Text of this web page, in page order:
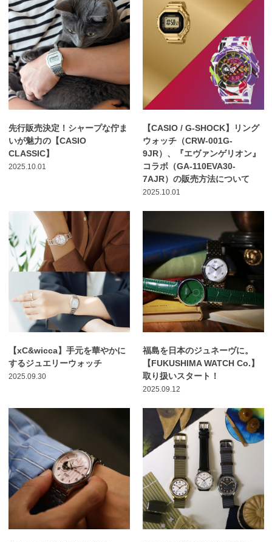
先行販売決定！シャープな佇ま
いが魅力の【CASIO
CLASSIC】
2025.10.01
【CASIO / G-SHOCK】リング
ウォッチ（CRW-001G-
9JR）、『エヴァンゲリオン』
コラボ（GA-110EVA30-
7AJR）の販売方法について
2025.10.01
【xC&wicca】手元を華やかに
するジュエリーウォッチ
2025.09.30
福島を日本のジュネーヴに。
【FUKUSHIMA WATCH Co.】
取り扱いスタート！
2025.09.12